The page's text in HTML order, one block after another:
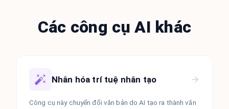
Các công cụ AI khác
Nhân hóa trí tuệ nhân tạo
Công cụ này chuyển đổi văn bản do AI tạo ra thành văn